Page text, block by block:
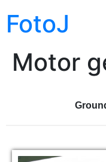
FotoJ
Motor